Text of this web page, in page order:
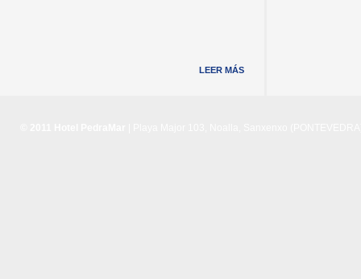
LEER MÁS